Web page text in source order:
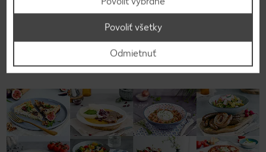
Odmietnuť
Povoliť všetky